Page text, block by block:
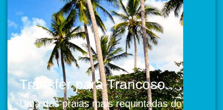
Transfer para Trancoso
Uma das praias mais requintadas do